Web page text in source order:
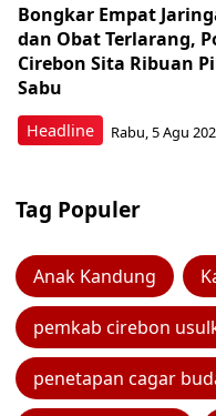
Headline
Bongkar Empat
dan Obat Terlarang,
Cirebon Sita Ribuan
Sabu
Rabu, 5 Agu
Tag Populer
Anak Kandung
pemkab cirebon
penetapan cagar